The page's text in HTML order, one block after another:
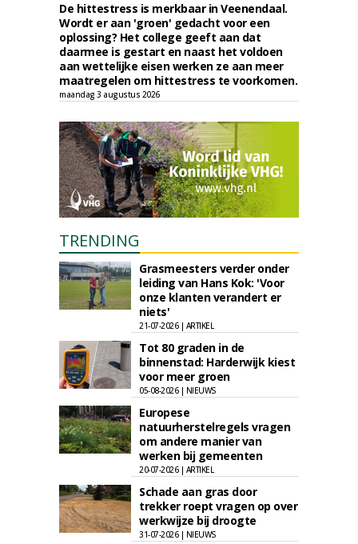
De hittestress is merkbaar in Veenendaal.
Wordt er aan 'groen' gedacht voor een
oplossing? Het college geeft aan dat
daarmee is gestart en naast het voldoen
aan wettelijke eisen werken ze aan meer
maatregelen om hittestress te voorkomen.
maandag 3 augustus 2026
TRENDING
Grasmeesters verder onder
leiding van Hans Kok: 'Voor
onze klanten verandert er
niets'
21-07-2026 | ARTIKEL
Tot 80 graden in de
binnenstad: Harderwijk kiest
voor meer groen
05-08-2026 | NIEUWS
Europese
natuurherstelregels vragen
om andere manier van
werken bij gemeenten
20-07-2026 | ARTIKEL
Schade aan gras door
trekker roept vragen op over
werkwijze bij droogte
31-07-2026 | NIEUWS